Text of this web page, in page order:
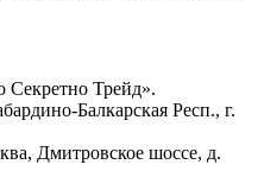
Трейд».
Балкарская Респ., г.
Дмитровское шоссе, д.